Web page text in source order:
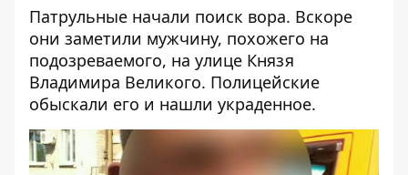
Патрульные начали поиск вора. Вскоре
они заметили мужчину, похожего на
подозреваемого, на улице Князя
Владимира Великого. Полицейские
обыскали его и нашли украденное.